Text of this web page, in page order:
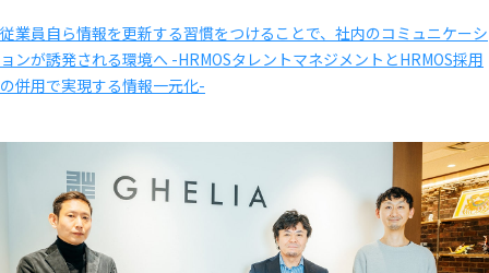
従業員自ら情報を更新する習慣をつけることで、社内のコミュニケーシ
ョンが誘発される環境へ -HRMOSタレントマネジメントとHRMOS採用
の併用で実現する情報一元化-